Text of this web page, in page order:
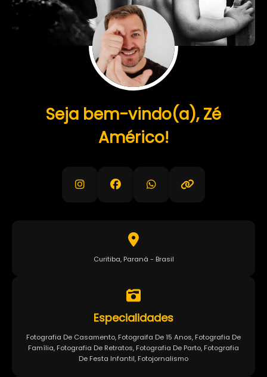
Seja bem-vindo(a), Zé
Américo!
Curitiba, Paraná - Brasil
Especialidades
Fotografia De Casamento, Fotograifa De 15 Anos, Fotografia De
Família, Fotografia De Retratos, Fotografia De Parto, Fotografia
De Festa Infantil, Fotojornalismo